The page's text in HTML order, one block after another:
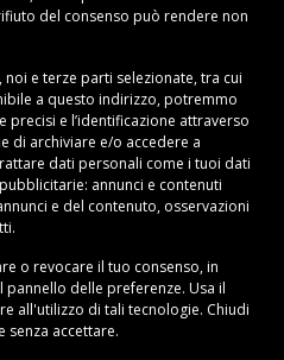
del consenso può rendere non
e terze parti selezionate, tra cui
a questo indirizzo, potremmo
e l’identificazione attraverso
di archiviare e/o accedere a
dati personali come i tuoi dati
annunci e contenuti
e del contenuto, osservazioni
o revocare il tuo consenso, in
delle preferenze. Usa il
all'utilizzo di tali tecnologie. Chiudi
senza accettare.
e i pannelli in fibra di
cappotto, sia esterno che
oltre a migliorare
a mantenere una
della casa,
calore in inverno e il
e delle porte
all’insonorizzazione di
e delle porte. Spesso le
deboli attraverso i quali